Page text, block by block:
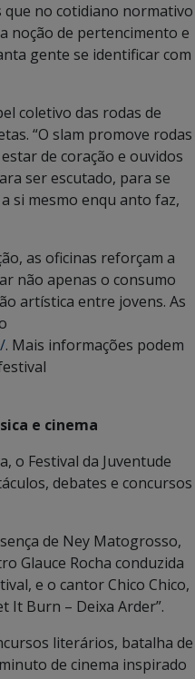
que no cotidiano normativo
noção de pertencimento e
gente se identificar com
coletivo das rodas de
“O slam promove rodas
de coração e ouvidos
ser escutado, para se
si mesmo enqu anto faz,
as oficinas reforçam a
não apenas o consumo
artística entre jovens. As
. Mais informações podem
e cinema
o Festival da Juventude
debates e concursos
de Ney Matogrosso,
Glauce Rocha conduzida
e o cantor Chico Chico,
It Burn – Deixa Arder”.
literários, batalha de
de cinema inspirado